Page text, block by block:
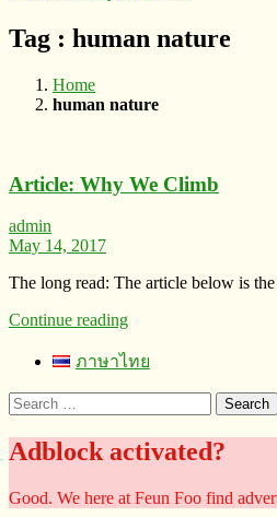
Tag : human nature
Home
human nature
Article: Why We Climb
admin
May 14, 2017
The long read: The article below is
Continue reading
ภาษาไทย
Search
for:
Adblock activated?
Good. We here at Feun Foo find